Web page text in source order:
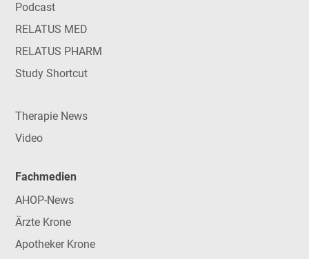
Podcast
RELATUS MED
RELATUS PHARM
Study Shortcut
Therapie News
Video
Fachmedien
AHOP-News
Ärzte Krone
Apotheker Krone